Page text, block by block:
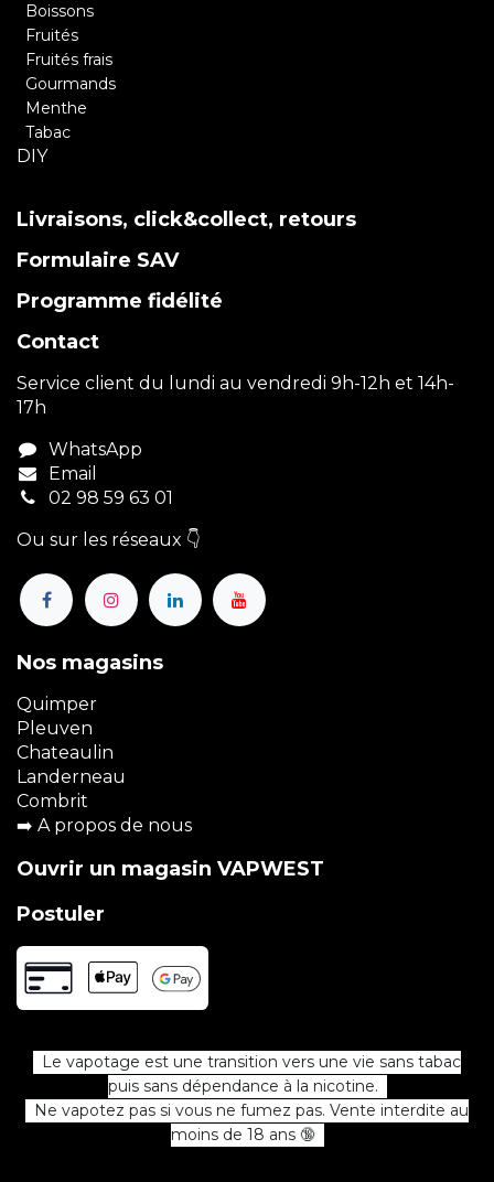
Boissons
Fruités
Fruités frais
Gourmands
Menthe
Tabac
DIY
Livraisons, click&collect, retours
Formulaire SAV
Programme fidélité
Contact
Service client du lundi au vendredi 9h-12h et 14h-
17h
WhatsApp
Email
02 98 59 63 01
Ou sur les réseaux 👇
Nos magasins
Quimper
Pleuven
Chateaulin
Landerneau
Combrit
➡️ A propos de nous
Ouvrir un magasin VAPWEST
Postuler
Le vapotage est une transition vers une vie sans tabac
puis sans dépendance à la nicotine.
Ne vapotez pas si vous ne fumez pas. Vente interdite au
moins de 18 ans 🔞